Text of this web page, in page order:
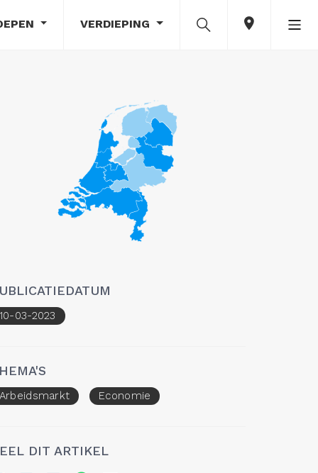
VERDIEPING
10-03-2023
Arbeidsmarkt Economie
DIT ARTIKEL